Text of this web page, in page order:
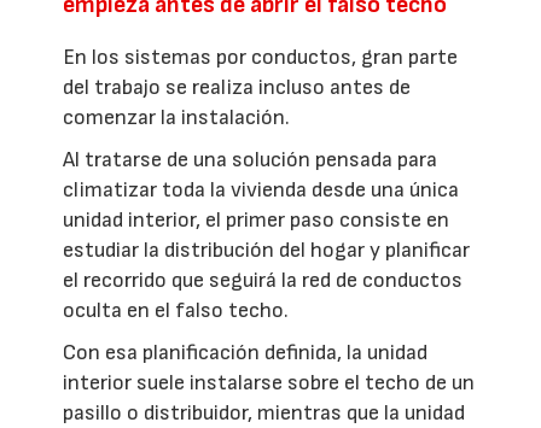
En los sistemas por conductos, gran parte
del trabajo se realiza incluso antes de
comenzar la instalación.
Al tratarse de una solución pensada para
climatizar toda la vivienda desde una única
unidad interior, el primer paso consiste en
estudiar la distribución del hogar y planificar
el recorrido que seguirá la red de conductos
oculta en el falso techo.
Con esa planificación definida, la unidad
interior suele instalarse sobre el techo de un
pasillo o distribuidor, mientras que la unidad